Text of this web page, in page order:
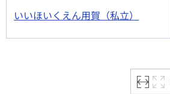
いいほいくえん用賀（私立）